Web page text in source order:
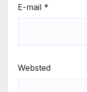
E-mail *
Websted